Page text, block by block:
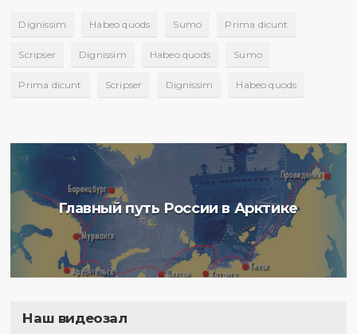
Dignissim Habeo quods Sumo Prima dicunt
Scripser Dignissim Habeo quods Sumo
Prima dicunt Scripser Dignissim Habeo quods
Главный путь России в Арктике
Наш видеозал